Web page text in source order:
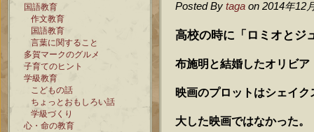
国語教育
作文教育
国語教育
言葉に関すること
多賀マークのグルメ
子育てのヒント
学級教育
こどもの話
ちょっとおもしろい話
学級づくり
心・命の教育
Posted By taga on 2014年12
高校の時に「ロミオとジ
布施明と結婚したオリビ
映画のプロットはシェイ
大した映画ではなかった。